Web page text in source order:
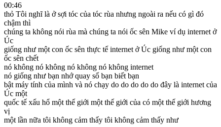
00:46
thỏ Tôi nghĩ là ở sợi tóc của tóc rùa nhưng ngoài ra nếu có gì đó
chậm thì
chúng ta không nói rùa mà chúng ta nói ốc sên Mike ví dụ internet ở
Úc
giống như một con ốc sên thực tế internet ở Úc giống như một con
ốc sên chết
nó không nó không nó không nó không internet
nó giống như bạn nhớ quay số bạn biết bạn
bật máy tính của mình và nó chạy do do do do do đây là internet của
Úc một
quốc tế xấu hổ một thế giới một thế giới của có một thế giới hương
vị
một lần nữa tôi không cảm thấy tôi không cảm thấy như